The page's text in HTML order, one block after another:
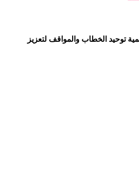
توحيد الخطاب والمواقف لتعزيز